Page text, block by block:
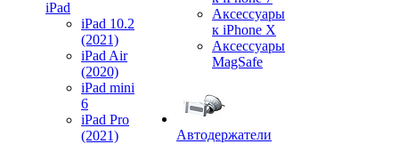
iPad
iPad 10.2
(2021)
iPad Air
(2020)
iPad mini
6
iPad Pro
(2021)
Аксессуары
к iPhone X
Аксессуары
MagSafe
Автодержатели